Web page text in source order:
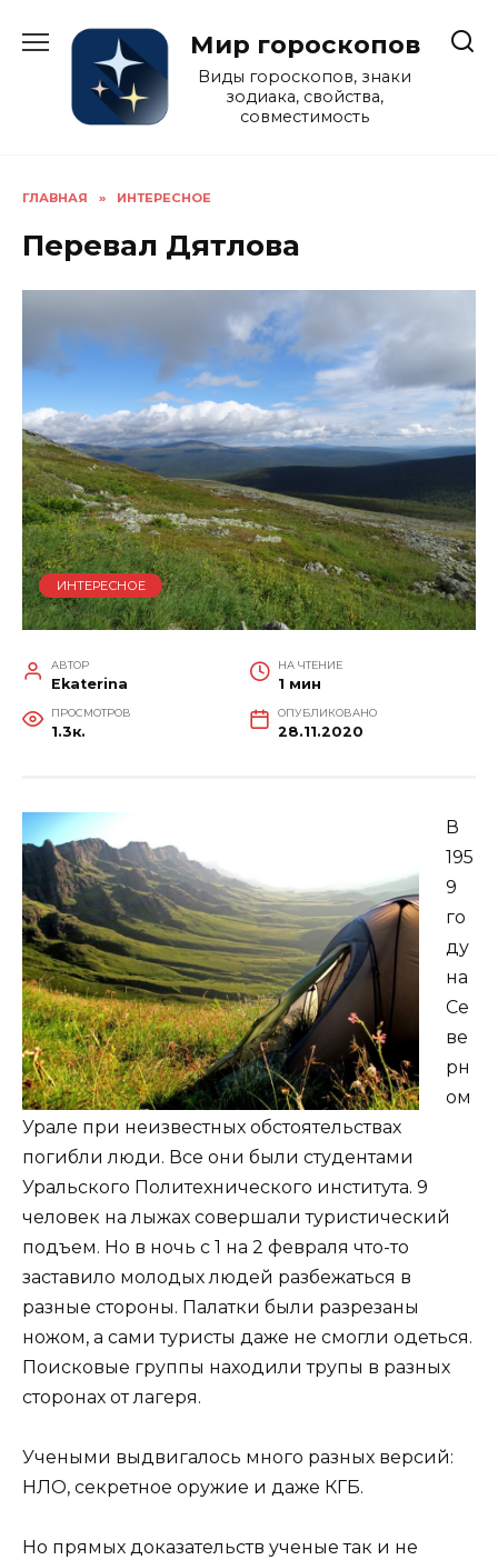
содержанию
Мир гороскопов
Виды гороскопов, знаки
зодиака, свойства,
совместимость
ГЛАВНАЯ » ИНТЕРЕСНОЕ
Перевал Дятлова
ИНТЕРЕСНОЕ
АВТОР
Ekaterina
НА ЧТЕНИЕ
1 мин
ПРОСМОТРОВ
1.3к.
ОПУБЛИКОВАНО
28.11.2020
В
195
9
го
ду
на
Се
ве
рн
ом
Урале при неизвестных обстоятельствах
погибли люди. Все они были студентами
Уральского Политехнического института. 9
человек на лыжах совершали туристический
подъем. Но в ночь с 1 на 2 февраля что-то
заставило молодых людей разбежаться в
разные стороны. Палатки были разрезаны
ножом, а сами туристы даже не смогли одеться.
Поисковые группы находили трупы в разных
сторонах от лагеря.
Учеными выдвигалось много разных версий:
НЛО, секретное оружие и даже КГБ.
Но прямых доказательств ученые так и не